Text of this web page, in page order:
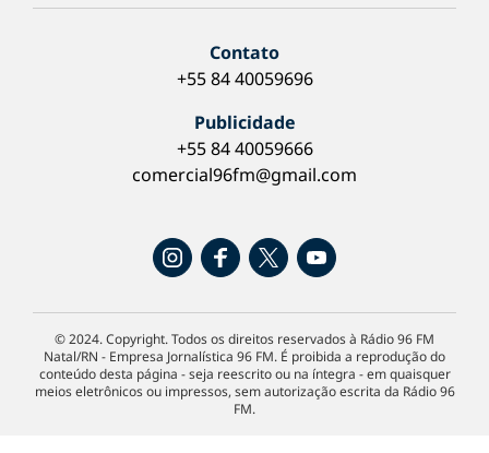
Contato
+55 84 40059696
Publicidade
+55 84 40059666
comercial96fm@gmail.com
© 2024. Copyright. Todos os direitos reservados à Rádio 96 FM
Natal/RN - Empresa Jornalística 96 FM. É proibida a reprodução do
conteúdo desta página - seja reescrito ou na íntegra - em quaisquer
meios eletrônicos ou impressos, sem autorização escrita da Rádio 96
FM.